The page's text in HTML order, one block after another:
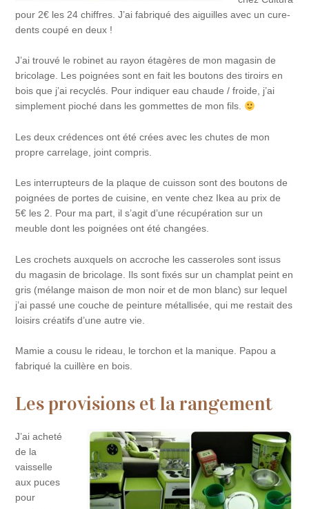
pour 2€ les 24 chiffres. J’ai fabriqué des aiguilles avec un cure-
dents coupé en deux !
J’ai trouvé le robinet au rayon étagères de mon magasin de
bricolage. Les poignées sont en fait les boutons des tiroirs en
bois que j’ai recyclés. Pour indiquer eau chaude / froide, j’ai
simplement pioché dans les gommettes de mon fils.
Les deux crédences ont été crées avec les chutes de mon
propre carrelage, joint compris.
Les interrupteurs de la plaque de cuisson sont des boutons de
poignées de portes de cuisine, en vente chez Ikea au prix de
5€ les 2. Pour ma part, il s’agit d’une récupération sur un
meuble dont les poignées ont été changées.
Les crochets auxquels on accroche les casseroles sont issus
du magasin de bricolage. Ils sont fixés sur un champlat peint en
gris (mélange maison de mon noir et de mon blanc) sur lequel
j’ai passé une couche de peinture métallisée, qui me restait des
loisirs créatifs d’une autre vie.
Mamie a cousu le rideau, le torchon et la manique. Papou a
fabriqué la cuillère en bois.
Les provisions et la rangement
J’ai acheté
de la
vaisselle
aux puces
pour